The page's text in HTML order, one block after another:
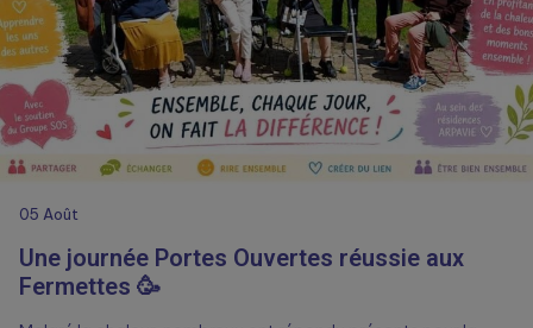
05 Août
Une journée Portes Ouvertes réussie aux
Fermettes 🥳